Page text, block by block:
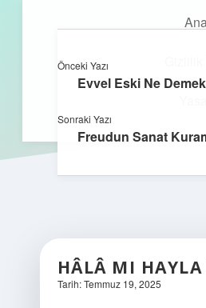
aç
HÂLÂ MI
Tarih: Temmuz 19, 2025
Önceki Yazı
Evvel Eski Ne Demek
Sonraki Yazı
Freudun Sanat